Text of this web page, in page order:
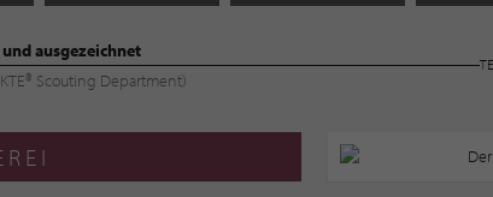
ausgezeichnet
Scouting Department)